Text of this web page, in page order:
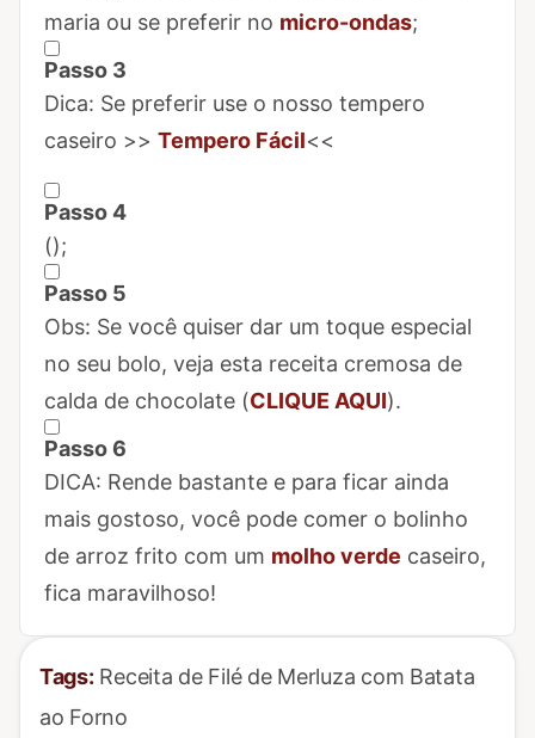
maria ou se preferir no micro-ondas;
Passo 3
Marcar Passo 3 como concluído
Dica: Se preferir use o nosso tempero
caseiro >> Tempero Fácil<<
Passo 4
Marcar Passo 4 como concluído
();
Passo 5
Marcar Passo 5 como concluído
Obs: Se você quiser dar um toque especial
no seu bolo, veja esta receita cremosa de
calda de chocolate (CLIQUE AQUI).
Passo 6
Marcar Passo 6 como concluído
DICA: Rende bastante e para ficar ainda
mais gostoso, você pode comer o bolinho
de arroz frito com um molho verde caseiro,
fica maravilhoso!
Tags: Receita de Filé de Merluza com Batata
ao Forno